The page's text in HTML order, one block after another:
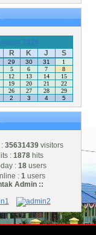
2026
R K J S
29 30 31
1
5 6 7
8
12 13 14
15
19 20 21
22
26 27 28
29
2 3 4 5
35631439 visitors
: 1878 hits
: 18users
: 1users
Admin ::